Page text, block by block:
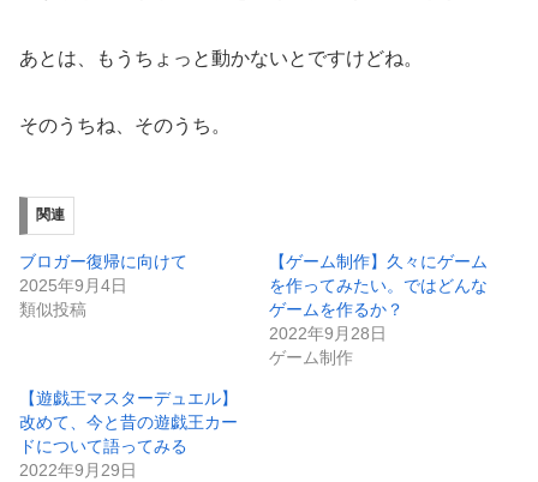
あとは、もうちょっと動かないとですけどね。
そのうちね、そのうち。
関連
ブロガー復帰に向けて
2025年9月4日
類似投稿
【ゲーム制作】久々にゲーム
を作ってみたい。ではどんな
ゲームを作るか？
2022年9月28日
ゲーム制作
【遊戯王マスターデュエル】
改めて、今と昔の遊戯王カー
ドについて語ってみる
2022年9月29日